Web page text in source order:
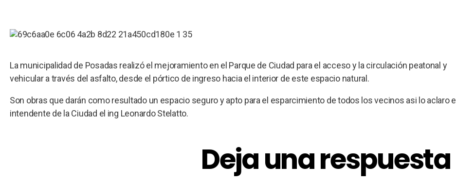
La municipalidad de Posadas realizó el mejoramiento en el Parque de Ciudad para el acceso y la circulación peatonal y
vehicular a través del asfalto, desde el pórtico de ingreso hacia el interior de este espacio natural.
Son obras que darán como resultado un espacio seguro y apto para el esparcimiento de todos los vecinos asi lo aclaro el
intendente de la Ciudad el ing Leonardo Stelatto.
Deja una respuesta